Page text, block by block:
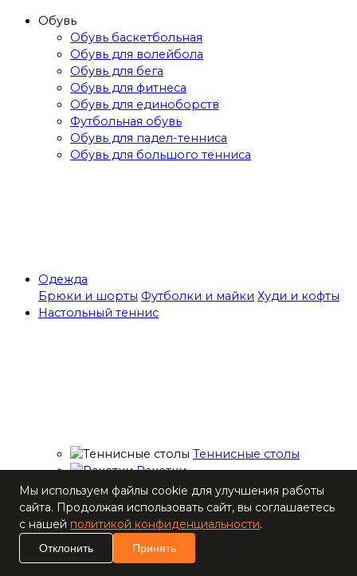
Обувь
Обувь баскетбольная
Обувь для волейбола
Обувь для бега
Обувь для фитнеса
Обувь для единоборств
Футбольная обувь
Обувь для падел-тенниса
Обувь для большого тенниса
Одежда
Брюки и шорты Футболки и майки Худи и кофты
Настольный теннис
Теннисные столы
Ракетки
Накладки для
ракеток
Основания для
ракеток
Мячи
Мы используем файлы cookie для улучшения работы
сайта. Продолжая использовать сайт, вы соглашаетесь
с нашей политикой конфиденциальности.
Отклонить Принять